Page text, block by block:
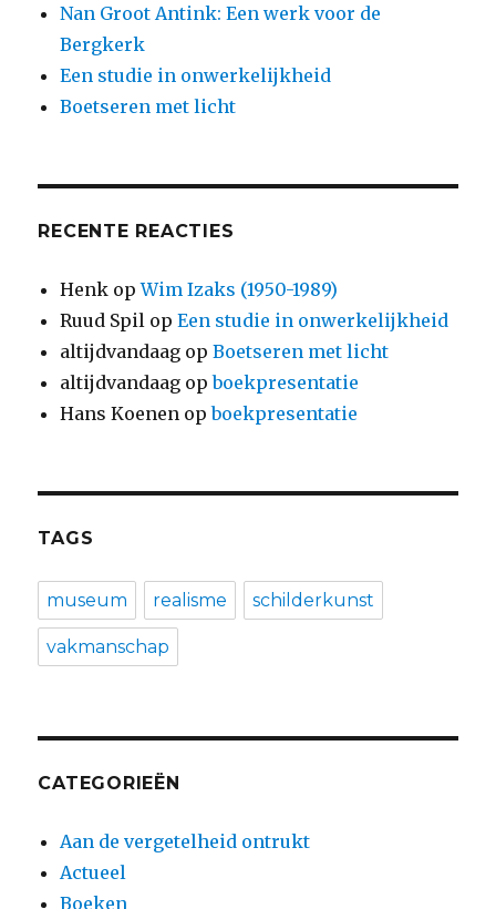
Nan Groot Antink: Een werk voor de
Bergkerk
Een studie in onwerkelijkheid
Boetseren met licht
RECENTE REACTIES
Henk opWim Izaks (1950-1989)
Ruud Spil opEen studie in onwerkelijkheid
altijdvandaag opBoetseren met licht
altijdvandaag opboekpresentatie
Hans Koenen opboekpresentatie
TAGS
museum realisme schilderkunst
vakmanschap
CATEGORIEËN
Aan de vergetelheid ontrukt
Actueel
Boeken